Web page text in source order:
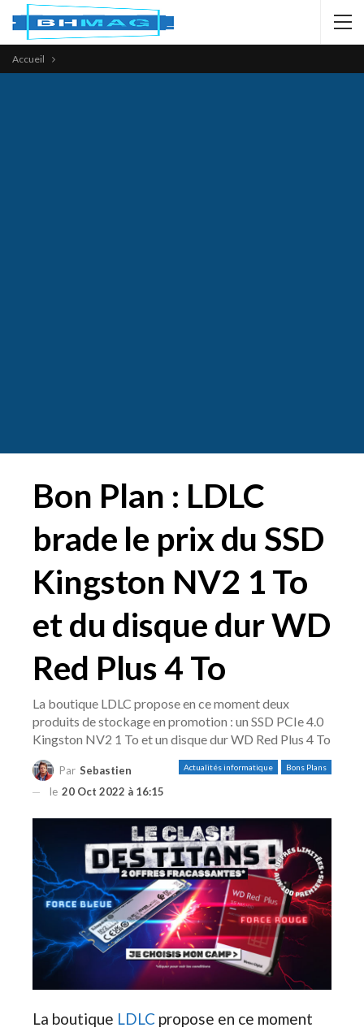
Accueil
Bon Plan : LDLC
brade le prix du SSD
Kingston NV2 1 To
et du disque dur WD
Red Plus 4 To
La boutique LDLC propose en ce moment deux
produits de stockage en promotion : un SSD PCIe 4.0
Kingston NV2 1 To et un disque dur WD Red Plus 4 To
Actualités informatique Bons Plans
Par Sebastien
le 20 Oct 2022 à 16:15
La boutique LDLC propose en ce moment